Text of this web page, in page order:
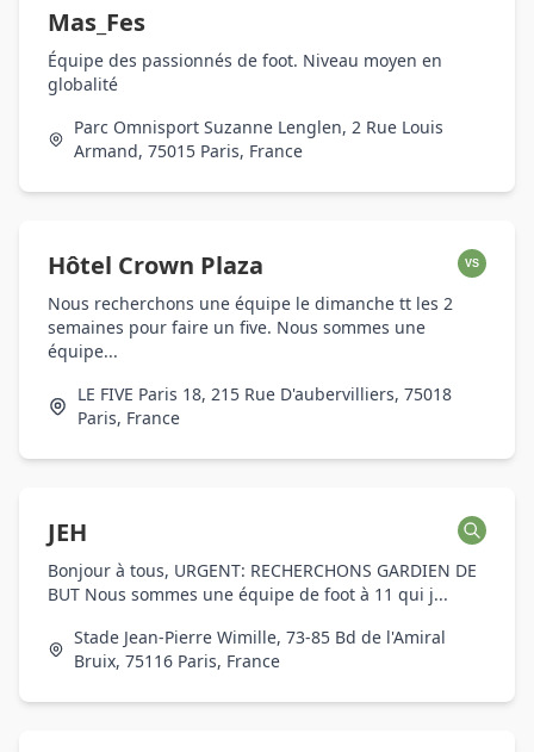
Mas_Fes
Équipe des passionnés de foot. Niveau moyen en
globalité
Parc Omnisport Suzanne Lenglen, 2 Rue Louis
Armand, 75015 Paris, France
Hôtel Crown Plaza VS
Nous recherchons une équipe le dimanche tt les 2
semaines pour faire un five. Nous sommes une
équipe...
LE FIVE Paris 18, 215 Rue D'aubervilliers, 75018
Paris, France
JEH
Bonjour à tous, URGENT: RECHERCHONS GARDIEN DE
BUT Nous sommes une équipe de foot à 11 qui j...
Stade Jean-Pierre Wimille, 73-85 Bd de l'Amiral
Bruix, 75116 Paris, France